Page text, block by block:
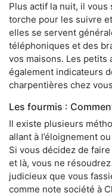
Plus actif la nuit, il vous
torche pour les suivre
elles se servent
téléphoniques et des
vos maisons. Les petits
également indicateurs
charpentières chez
Les fourmis :
Il existe plusieurs
allant à l’éloignement
Si vous décidez de
et là, vous ne
judicieux que vous
comme note société à